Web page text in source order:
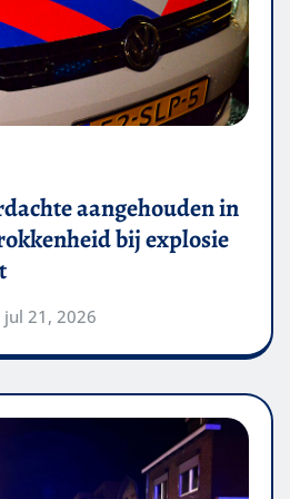
aangehouden in
bij explosie
jul 21, 2026